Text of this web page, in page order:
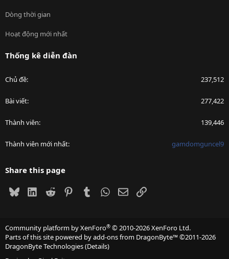
Dòng thời gian
Hoạt động mới nhất
Thống kê diễn đàn
Chủ đề 237,512
Bài viết 277,422
Thành viên 139,446
Thành viên mới nhất gamdomguncel9
Share this page
BlueskyLinkedIn
Reddit PinterestTumblrWhatsApp
EmailLink
Community platform by XenForo® © 2010-2026 XenForo Ltd.
Parts of this site powered byadd-ons from DragonByte™©2011-2026
DragonByte Technologies(Details)